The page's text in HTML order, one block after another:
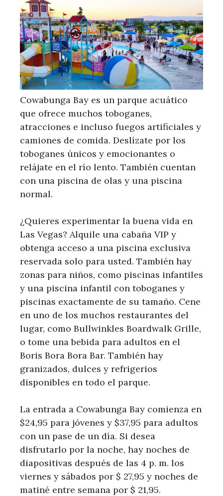
Cowabunga Bay es un parque acuático
que ofrece muchos toboganes,
atracciones e incluso fuegos artificiales y
camiones de comida. Deslízate por los
toboganes únicos y emocionantes o
relájate en el río lento. También cuentan
con una piscina de olas y una piscina
normal.
¿Quieres experimentar la buena vida en
Las Vegas? Alquile una cabaña VIP y
obtenga acceso a una piscina exclusiva
reservada solo para usted. También hay
zonas para niños, como piscinas infantiles
y una piscina infantil con toboganes y
piscinas exactamente de su tamaño. Cene
en uno de los muchos restaurantes del
lugar, como Bullwinkles Boardwalk Grille,
o tome una bebida para adultos en el
Boris Bora Bora Bar. También hay
granizados, dulces y refrigerios
disponibles en todo el parque.
La entrada a Cowabunga Bay comienza en
$24,95 para jóvenes y $37,95 para adultos
con un pase de un día. Si desea
disfrutarlo por la noche, hay noches de
diapositivas después de las 4 p. m. los
viernes y sábados por $ 27,95 y noches de
matiné entre semana por $ 21,95.